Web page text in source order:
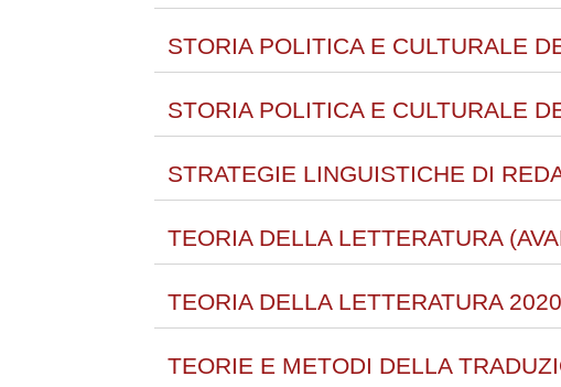
STORIA POLITICA E CULTURALE
STORIA POLITICA E CULTURALE
STRATEGIE LINGUISTICHE DI
TEORIA DELLA LETTERATURA
TEORIA DELLA LETTERATURA
TEORIE E METODI DELLA